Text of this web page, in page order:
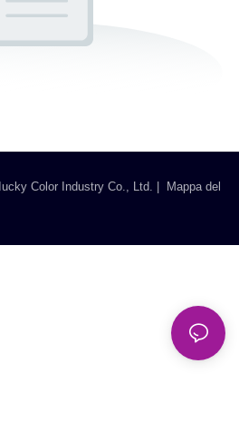
Color Industry Co., Ltd. | Mappa del